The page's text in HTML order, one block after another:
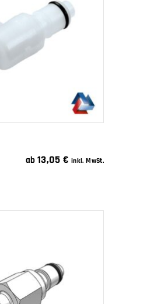
ab 13,05€ inkl. MwSt.